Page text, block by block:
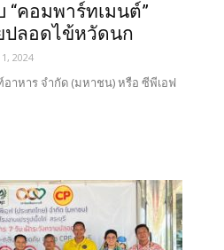
“คอมพาร์ทเมนต์”
ปลอดไข้หวัดนก
2024
หาร จำกัด (มหาชน) หรือ ซีพีเอฟ